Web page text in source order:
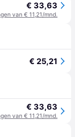
€ 33,63
van € 11,21/mnd.
€ 25,21
€ 33,63
van € 11,21/mnd.